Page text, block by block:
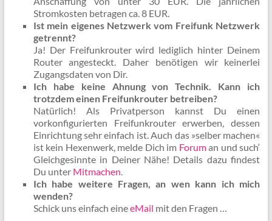
Stromkosten betragen ca. 8 EUR.
Ist mein eigenes Netzwerk vom Freifunk Netzwerk
getrennt?
Ja! Der Freifunkrouter wird lediglich hinter Deinem
Router angesteckt. Daher benötigen wir keinerlei
Zugangsdaten von Dir.
Ich habe keine Ahnung von Technik. Kann ich
trotzdem einen Freifunkrouter betreiben?
Natürlich! Als Privatperson kannst Du einen
vorkonfigurierten Freifunkrouter erwerben, dessen
Einrichtung sehr einfach ist. Auch das »selber machen«
ist kein Hexenwerk, melde Dich im Foruman und such‘
Gleichgesinnte in Deiner Nähe! Details dazu findest
Du unter Mitmachen.
Ich habe weitere Fragen, an wen kann ich mich
wenden?
Schick uns einfach eineeMail mit den Fragen …